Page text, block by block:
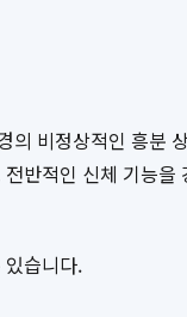
비정상적인 흥분
반적인 신체 기능
습니다.